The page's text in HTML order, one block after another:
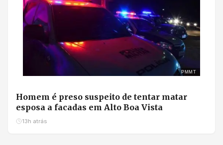
PMMT
Homem é preso suspeito de tentar matar
esposa a facadas em Alto Boa Vista
13h atrás